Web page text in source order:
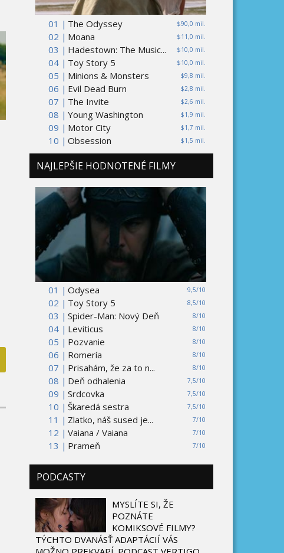
01 | $90,0 mil.
The Odyssey
02 |
$11,0 mil.
Moana
03 |
$10,0 mil.
Hadestown: The Music...
04 |
$10,0 mil.
Toy Story 5
05 |
$9,8 mil.
Minions & Monsters
06 |
$2,8 mil.
Evil Dead Burn
07 |
$2,6 mil.
The Invite
08 |
$1,9 mil.
Young Washington
09 |
$1,7 mil.
Motor City
10 |
$1,5 mil.
Obsession
NAJLEPŠIE HODNOTENÉ FILMY
01 | 9,5/10
Odysea
02 |
8,5/10
Toy Story 5
03 |
8/10
Spider-Man: Nový Deň
04 |
8/10
Leviticus
05 |
8/10
Pozvanie
06 |
8/10
Romería
07 |
8/10
Prisahám, že za to n...
08 |
7,5/10
Deň odhalenia
09 |
7,5/10
Srdcovka
10 |
7,5/10
Škaredá sestra
11 |
7/10
Zlatko, náš sused je...
12 |
7/10
Vaiana / Vaiana
13 |
7/10
Prameň
PODCASTY
MYSLÍTE SI, ŽE
POZNÁTE
KOMIKSOVÉ FILMY?
TÝCHTO DVANÁSŤ ADAPTÁCIÍ VÁS